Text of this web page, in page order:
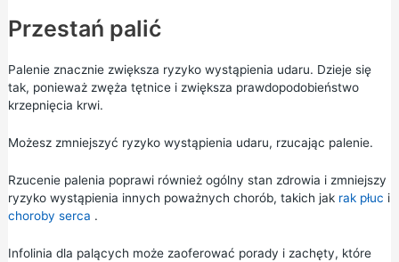
Przestań palić
Palenie znacznie zwiększa ryzyko wystąpienia udaru. Dzieje się
tak, ponieważ zwęża tętnice i zwiększa prawdopodobieństwo
krzepnięcia krwi.
Możesz zmniejszyć ryzyko wystąpienia udaru, rzucając palenie.
Rzucenie palenia poprawi również ogólny stan zdrowia i zmniejszy
ryzyko wystąpienia innych poważnych chorób, takich jak rak płuc i
choroby serca .
Infolinia dla palących może zaoferować porady i zachęty, które